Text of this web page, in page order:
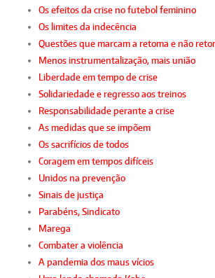
Os efeitos da crise no futebol feminino
Os limites da indecência
Questões que marcam a retoma e não
Menos instrumentalização, mais união
Liberdade em tempo de crise
Solidariedade e regresso aos treinos
Responsabilidade perante a crise
As medidas que se impõem
Os sacrifícios de todos
Coragem em tempos difíceis
Unidos na prevenção
Sinais de justiça
Parabéns, Sindicato
Marega
Combater a violência
A pandemia dos maus vícios